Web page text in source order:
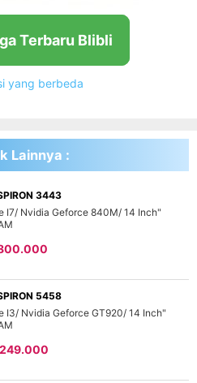
Terbaru Blibli
yang berbeda
Lainnya :
3443
I7
Nvidia Geforce 840M 14 Inch"
5458
I3 Nvidia Geforce GT920 14 Inch"